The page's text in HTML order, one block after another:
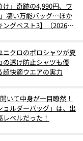
」奇跡の4,990円、ワ
凄い万能バッグ…ほか
ングベスト3】（2026年
ニクロのポロシャツが夏
の透け防止シャツも優
快適ウエアの実力
いて中身が一目瞭然！
ルダーバッグ」は、出
ベルだった！